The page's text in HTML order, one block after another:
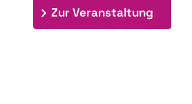
Zur Veranstaltung